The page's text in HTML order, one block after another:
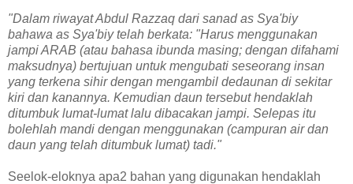
"Dalam riwayat Abdul Razzaq dari sanad as Sya'biy
bahawa as Sya'biy telah berkata: "Harus menggunakan
jampi ARAB (atau bahasa ibunda masing; dengan difahami
maksudnya) bertujuan untuk mengubati seseorang insan
yang terkena sihir dengan mengambil dedaunan di sekitar
kiri dan kanannya. Kemudian daun tersebut hendaklah
ditumbuk lumat-lumat lalu dibacakan jampi. Selepas itu
bolehlah mandi dengan menggunakan (campuran air dan
daun yang telah ditumbuk lumat) tadi."
Seelok-eloknya apa2 bahan yang digunakan hendaklah